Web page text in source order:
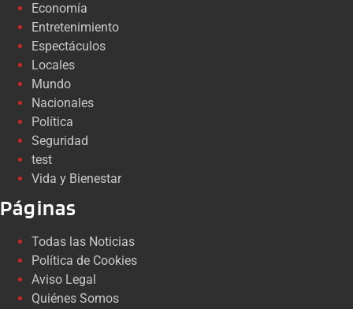
Economía
Entretenimiento
Espectáculos
Locales
Mundo
Nacionales
Política
Seguridad
test
Vida y Bienestar
Páginas
Todas las Noticias
Política de Cookies
Aviso Legal
Quiénes Somos